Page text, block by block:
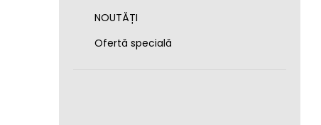
NOUTĂȚI
Ofertă specială